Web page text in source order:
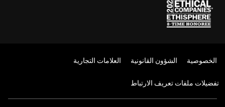
الخصوصية الشؤون القانونية العلامات التجارية
تفضيلات ملفات تعريف الارتباط